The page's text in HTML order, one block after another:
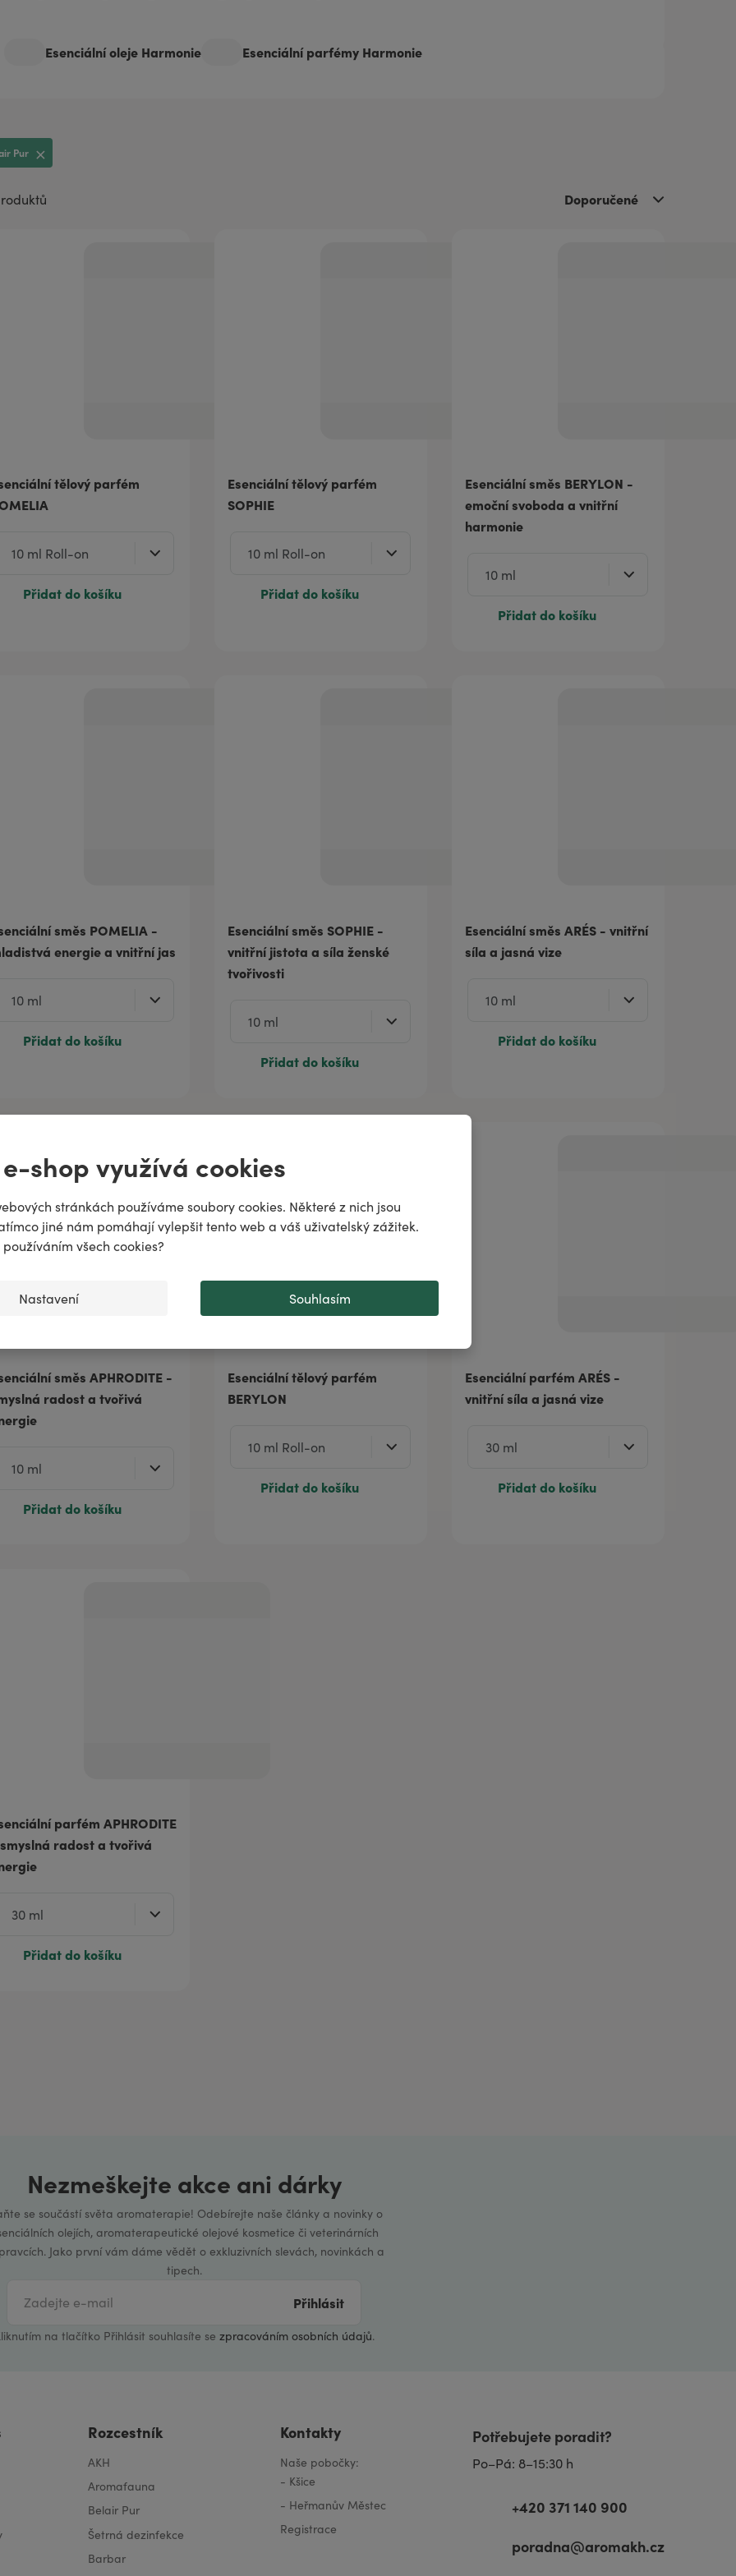
shop využívá cookies
stránkách používáme soubory cookies. Některé z nich jsou
jiné nám pomáhají vylepšit tento web a váš uživatelský zážitek.
všech cookies?
Nastavení Souhlasím
Esenciální oleje Harmonie Esenciální parfémy Harmonie
Pur
Doporučené
tělový parfém
Přidat do košíku
Esenciální tělový parfém
SOPHIE
Přidat do košíku
Esenciální směs BERYLON -
emoční svoboda a vnitřní
harmonie
Přidat do košíku
směs POMELIA -
energie a vnitřní jas
Přidat do košíku
Esenciální směs SOPHIE -
vnitřní jistota a síla ženské
tvořivosti
Přidat do košíku
Esenciální směs ARÉS - vnitřní
síla a jasná vize
Přidat do košíku
směs APHRODITE -
radost a tvořivá
Přidat do košíku
Esenciální tělový parfém
BERYLON
Přidat do košíku
Esenciální parfém ARÉS -
vnitřní síla a jasná vize
Přidat do košíku
parfém APHRODITE
radost a tvořivá
Přidat do košíku
Nezmeškejte akce ani dárky
se součástí světa aromaterapie! Odebírejte naše články a novinky o
olejích, aromaterapeutické olejové kosmetice či veterinárních
Jako první vám dáme vědět o exkluzivních slevách, novinkách a
tipech.
Přihlásit
na tlačítko Přihlásit souhlasíte se zpracováním osobních údajů.
Rozcestník
AKH
Aromafauna
Belair Pur
Šetrná dezinfekce
Barbar
Kontakty
Naše pobočky:
- Kšice
- Heřmanův Městec
Registrace
Potřebujete poradit?
Po–Pá: 8–15:30 h
+420 371 140 900
poradna@aromakh.cz
♌️✨